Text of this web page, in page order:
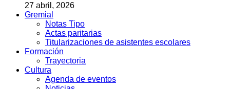
27 abril, 2026
Gremial
Notas Tipo
Actas paritarias
Titularizaciones de asistentes escolares
Formación
Trayectoria
Cultura
Agenda de eventos